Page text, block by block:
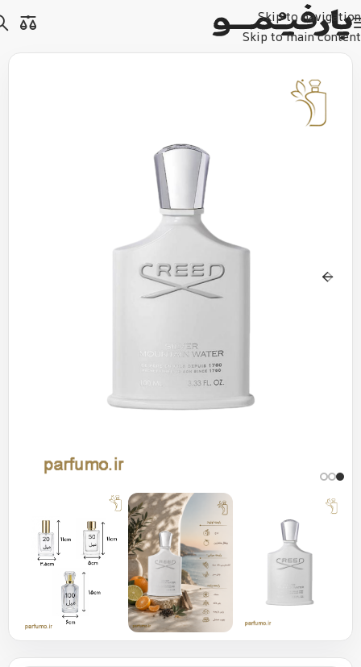
Skip to navigation
Skip to main content